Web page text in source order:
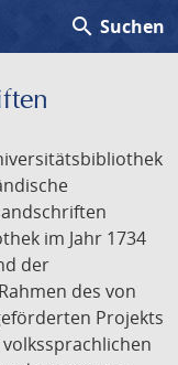
search Suchen
im Jahr 1734
der
des von
Projekts